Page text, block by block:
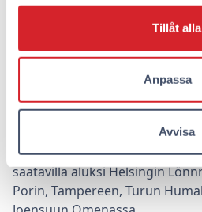
Tillåt alla
Anpassa
Avvisa
Missä Omena
lemmikkihuoneita
Omena-hotelleissa
haluavat ottaa lemmikkinsä
vuoksi olemme varanneet
useissa hotelleissamme.
saatavilla aluksi Helsingin
Porin, Tampereen, Turun